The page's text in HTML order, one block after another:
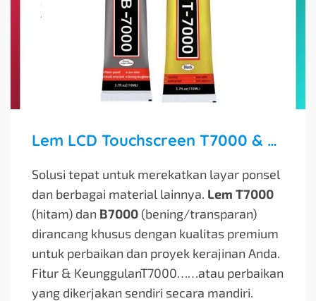
Lem LCD Touchscreen T7000 & B7000 15ml: Perekat Multifungsi Terpercaya
Solusi tepat untuk merekatkan layar ponsel
dan berbagai material lainnya. Lem T7000
(hitam) dan B7000 (bening/transparan)
dirancang khusus dengan kualitas premium
untuk perbaikan dan proyek kerajinan Anda.
Fitur & KeunggulanT7000……atau perbaikan
yang dikerjakan sendiri secara mandiri.